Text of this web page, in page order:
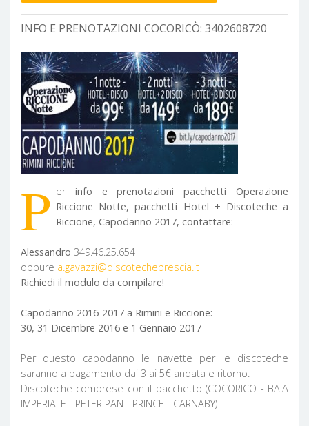
INFO E PRENOTAZIONI COCORICÒ: 3402608720
P erinfo e prenotazioni pacchetti Operazione
Riccione Notte, pacchetti Hotel + Discoteche a
Riccione, Capodanno 2017, contattare:
Alessandro 349.46.25.654
oppure a.gavazzi@discotechebrescia.it
Richiedi il modulo da compilare!
Capodanno 2016-2017 a Rimini e Riccione:
30, 31 Dicembre 2016 e 1 Gennaio 2017
Per questo capodanno le navette per le discoteche
saranno a pagamento dai 3 ai 5€ andata e ritorno.
Discoteche comprese con il pacchetto (COCORICO - BAIA
IMPERIALE - PETER PAN - PRINCE - CARNABY)